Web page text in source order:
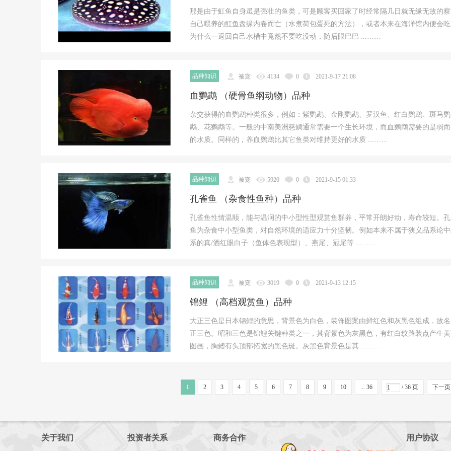
那是由于魟鱼自身虽是强壮的鱼类，可是顾客买回家了时经常隔几日就无缘无故的
自己喂养的魟鱼盘缘内卷而亡（水煮荷包蛋死的方法），或者本来在海洋馆内便会吃
为什么一返回自己水槽中竟然不要吃没动，随后眼巴巴 ...……
品种知识 被宠 4134 0 2021-9-17 21:08
血鹦鹉 （硬骨鱼纲动物）品种
杂交获得的血鹦鹉种类很多，例如：紫鹦鹉、金刚鹦鹉、罗汉鱼、红白鹦鹉、斑马鹦
鹉、花鹦鹉等。一般的中南美洲慈鲷通常需要一个生长环境，而血鹦鹉需要的是弱而
的水质。同样的，养血鹦鹉比其它鱼类对维持更好的水质 ...……
品种知识 被宠 5920 0 2021-9-15 01:33
孔雀鱼 （杂食性鱼种）品种
孔雀鱼性情温顺，能与温润的中小型性型观赏鱼群养，平常开朗好动，寿命较短。
鱼为杂食中小型鱼类，对自然环境的适应力十分坚韧。例如本来不属于狭义品系论
系的真/酒红眼白子（鱼体色表现型）、燕尾、冠尾等 ...……
品种知识 被宠 3019 0 2021-9-13 12:15
锦鲤 （高档观赏鱼）品种
大正三色是日本锦鲤的意思，背景色为白色，装饰图案由鲜红色和灰黑色组成，故
正三色。昭和三色是锦鲤关键种类之一，其背景色为灰黑色，有红白纹路装点产生美
图画，胸鳍有头顶部拓宽的黑色斑。灰黑色背景色是其 ...……
1 2 3 4 5 6 7 8 9 10 ... 36 / 36 页 下一页
关于我们 投资者关系 商务合作 用户协议